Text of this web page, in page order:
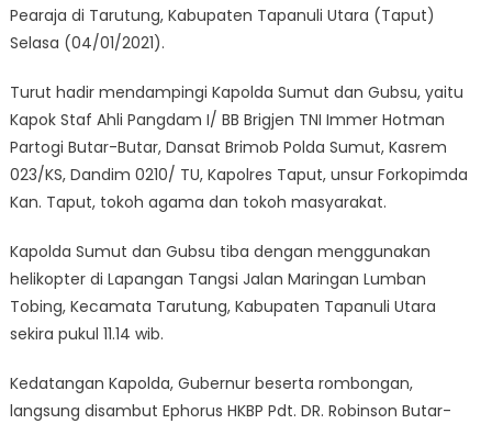
Pearaja di Tarutung, Kabupaten Tapanuli Utara (Taput)
Selasa (04/01/2021).
Turut hadir mendampingi Kapolda Sumut dan Gubsu, yaitu
Kapok Staf Ahli Pangdam I/ BB Brigjen TNI Immer Hotman
Partogi Butar-Butar, Dansat Brimob Polda Sumut, Kasrem
023/KS, Dandim 0210/ TU, Kapolres Taput, unsur Forkopimda
Kan. Taput, tokoh agama dan tokoh masyarakat.
Kapolda Sumut dan Gubsu tiba dengan menggunakan
helikopter di Lapangan Tangsi Jalan Maringan Lumban
Tobing, Kecamata Tarutung, Kabupaten Tapanuli Utara
sekira pukul 11.14 wib.
Kedatangan Kapolda, Gubernur beserta rombongan,
langsung disambut Ephorus HKBP Pdt. DR. Robinson Butar-